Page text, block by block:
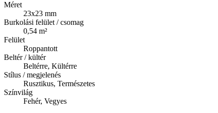
Méret
23x23 mm
Burkolási felület / csomag
0,54 m²
Felület
Roppantott
Beltér / kültér
Beltérre, Kültérre
Stílus / megjelenés
Rusztikus, Természetes
Színvilág
Fehér, Vegyes